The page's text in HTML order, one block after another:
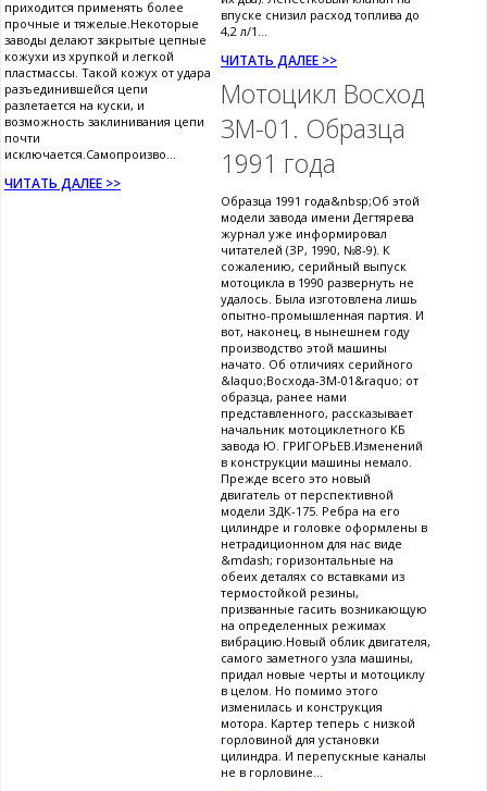
приходится применять более
прочные и тяжелые.Некоторые
заводы делают закрытые цепные
кожухи из хрупкой и легкой
пластмассы. Такой кожух от удара
разъединившейся цепи
разлетается на куски, и
возможность заклинивания цепи
почти
исключается.Самопроизво...
ЧИТАТЬ ДАЛЕЕ >>
впуске снизил расход топлива до
4,2 л/1...
ЧИТАТЬ ДАЛЕЕ >>
Мотоцикл Восход
3М-01. Образца
1991 года
Образца 1991 года&nbsp;Об этой
модели завода имени Дегтярева
журнал уже информировал
читателей (ЗР, 1990, №8-9). К
сожалению, серийный выпуск
мотоцикла в 1990 развернуть не
удалось. Была изготовлена лишь
опытно-промышленная партия. И
вот, наконец, в нынешнем году
производство этой машины
начато. Об отличиях серийного
&laquo;Восхода-3М-01&raquo; от
образца, ранее нами
представленного, рассказывает
начальник мотоциклетного КБ
завода Ю. ГРИГОРЬЕВ.Изменений
в конструкции машины немало.
Прежде всего это новый
двигатель от перспективной
модели ЗДК-175. Ребра на его
цилиндре и головке оформлены в
нетрадиционном для нас виде
&mdash; горизонтальные на
обеих деталях со вставками из
термостойкой резины,
призванные гасить возникающую
на определенных режимах
вибрацию.Новый облик двигателя,
самого заметного узла машины,
придал новые черты и мотоциклу
в целом. Но помимо этого
изменилась и конструкция
мотора. Картер теперь с низкой
горловиной для установки
цилиндра. И перепускные каналы
не в горловине...